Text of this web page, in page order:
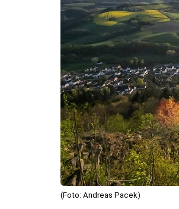
(Foto: Andreas Pacek)